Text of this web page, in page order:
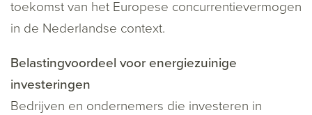
toekomst van het Europese concurrentievermogen
in de Nederlandse context.
Belastingvoordeel voor energiezuinige
investeringen
Bedrijven en ondernemers die investeren in